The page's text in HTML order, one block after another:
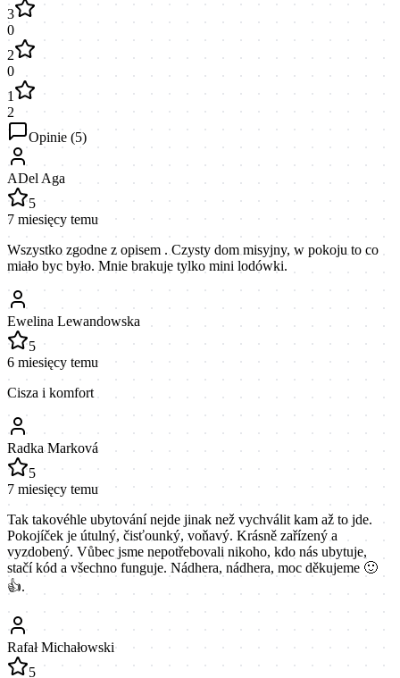
3
0
2
0
1
2
Opinie (5)
ADel Aga
5
7 miesięcy temu
Wszystko zgodne z opisem . Czysty dom misyjny, w pokoju to co
miało byc było. Mnie brakuje tylko mini lodówki.
Ewelina Lewandowska
5
6 miesięcy temu
Cisza i komfort
Radka Marková
5
7 miesięcy temu
Tak takovéhle ubytování nejde jinak než vychválit kam až to jde.
Pokojíček je útulný, čisťounký, voňavý. Krásně zařízený a
vyzdobený. Vůbec jsme nepotřebovali nikoho, kdo nás ubytuje,
stačí kód a všechno funguje. Nádhera, nádhera, moc děkujeme 🙂
👍.
Rafał Michałowski
5